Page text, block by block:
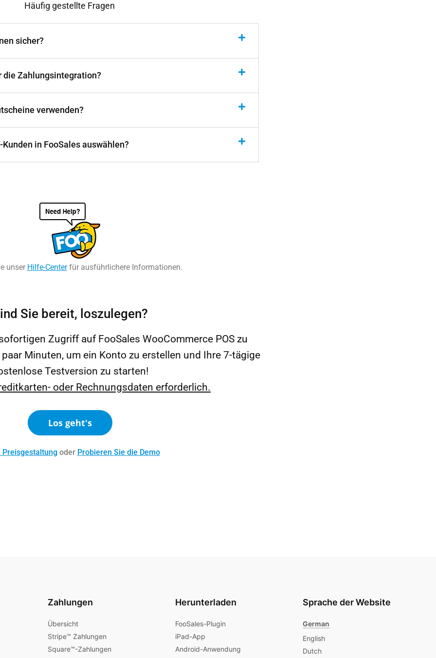
Häufig gestellte Fragen
sicher?
die Zahlungsintegration?
verwenden?
in FooSales auswählen?
unser Hilfe-Centerfür ausführlichere Informationen.
Sie bereit, loszulegen?
Zugriff auf FooSales WooCommerce POS zu
Minuten, um ein Konto zu erstellen und Ihre 7-tägige
Testversion zu starten!
oder Rechnungsdaten erforderlich.
Los geht's
Preisgestaltungoder Probieren Sie die Demo
Zahlungen
Übersicht
Stripe™ Zahlungen
Square™-Zahlungen
Herunterladen
FooSales-Plugin
iPad-App
Android-Anwendung
Sprache der Website
German
English
Dutch